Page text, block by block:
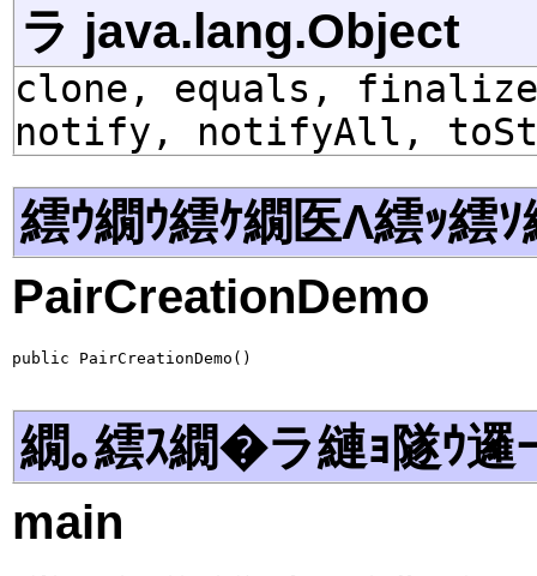
ラ java.lang.Object
clone, equals,
notify, notifyAll,
繧ｳ繝ｳ繧ｹ繝医Λ繧ｯ繧ｿ
PairCreationDemo
public PairCreationDemo()
繝｡繧ｽ繝�ラ縺ｮ隧ｳ邏
main